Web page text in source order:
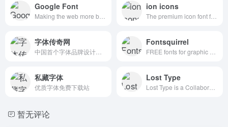
Google Font ion icons
字体传奇网 Fontsquirrel
私藏字体
优质字体免费下载站
Lost Type
暂无评论